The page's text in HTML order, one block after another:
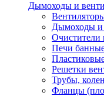
Дымоходы и
Дымоходы и
Очистители
Печи
Решетки
Трубы,
Фланцы